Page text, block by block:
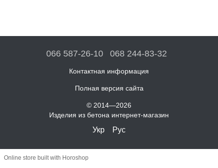
066 587-26-10 068 244-83-32
Контактная информация
Полная версия сайта
© 2014—2026
Изделия из бетона интернет-магазин
Укр Рус
Online store built with Horoshop